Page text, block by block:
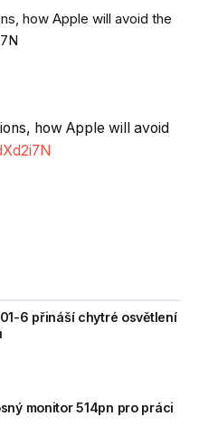
how Apple will avoid the
how Apple will avoid
6 přináší chytré osvětlení
monitor 514pn pro práci